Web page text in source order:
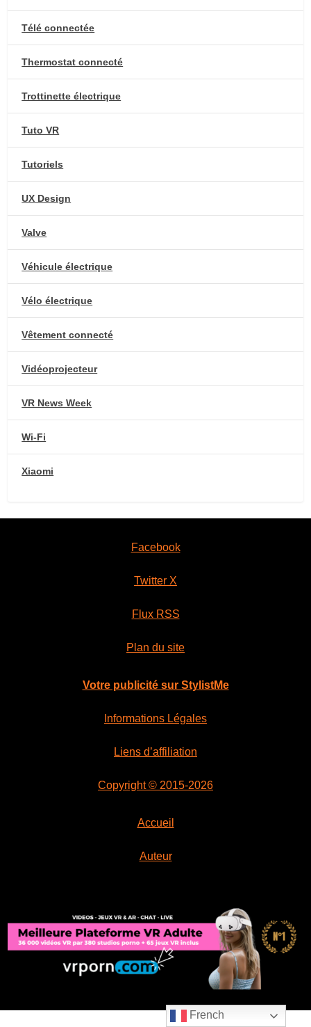
Télé connectée
Thermostat connecté
Trottinette électrique
Tuto VR
Tutoriels
UX Design
Valve
Véhicule électrique
Vélo électrique
Vêtement connecté
Vidéoprojecteur
VR News Week
Wi-Fi
Xiaomi
Facebook
Twitter X
Flux RSS
Plan du site
Votre publicité sur StylistMe
Informations Légales
Liens d’affiliation
Copyright © 2015-2026
Accueil
Auteur
French